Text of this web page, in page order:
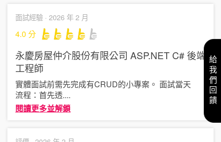
面試經驗 · 2026 年 2 月
4.0 分
永慶房屋仲介股份有限公司 ASP.NET C# 後端
工程師
實體面試前需先完成有CRUD的小專案。 面試當天
流程：首先透....
閱讀更多並解鎖
給我們回饋